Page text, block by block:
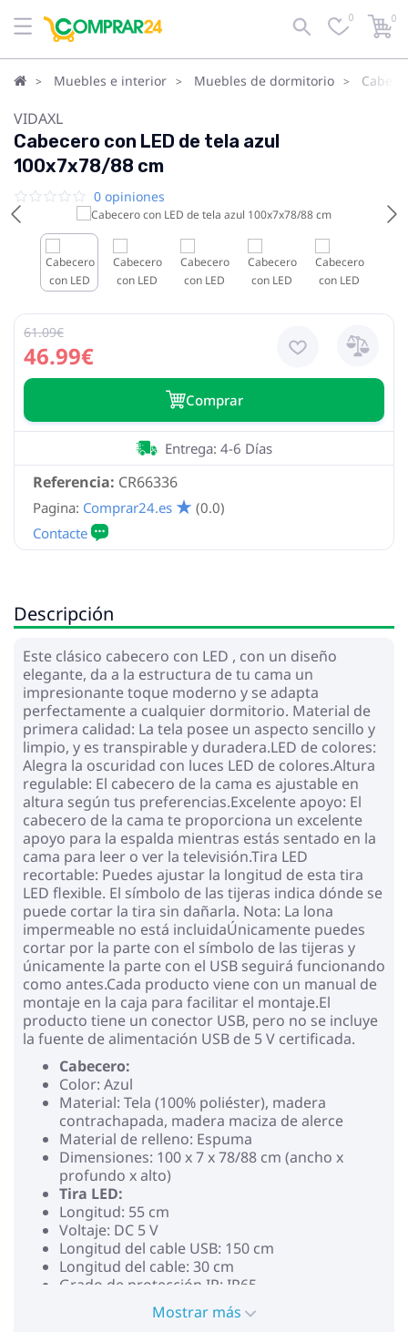
0 0
Muebles e interior Muebles de dormitorio
VIDAXL
Cabecero con LED de tela azul
100x7x78/88 cm
0 opiniones
46.99€
61.09€
Сomprar
Referencia: CR66336
Entrega: 4-6 Días
Pagina: Comprar24.es (0.0)
Descripción
Este clásico cabecero con LED , con un diseño
elegante, da a la estructura de tu cama un
impresionante toque moderno y se adapta
perfectamente a cualquier dormitorio. Material de
primera calidad: La tela posee un aspecto sencillo y
limpio, y es transpirable y duradera.LED de colores:
Alegra la oscuridad con luces LED de colores.Altura
regulable: El cabecero de la cama es ajustable en
altura según tus preferencias.Excelente apoyo: El
cabecero de la cama te proporciona un excelente
apoyo para la espalda mientras estás sentado en la
cama para leer o ver la televisión.Tira LED
recortable: Puedes ajustar la longitud de esta tira
LED flexible. El símbolo de las tijeras indica dónde se
puede cortar la tira sin dañarla. Nota: La lona
impermeable no está incluidaÚnicamente puedes
cortar por la parte con el símbolo de las tijeras y
únicamente la parte con el USB seguirá funcionando
como antes.Cada producto viene con un manual de
montaje en la caja para facilitar el montaje.El
producto tiene un conector USB, pero no se incluye
la fuente de alimentación USB de 5 V certificada.
Cabecero:
Color: Azul
Material: Tela (100% poliéster), madera
contrachapada, madera maciza de alerce
Material de relleno: Espuma
Dimensiones: 100 x 7 x 78/88 cm (ancho x
profundo x alto)
Tira LED:
Longitud: 55 cm
Voltaje: DC 5 V
Longitud del cable USB: 150 cm
Longitud del cable: 30 cm
Grado de protección IP: IP65
Con símbolo recortable de tijeras
La entrega incluye:Mostrar más